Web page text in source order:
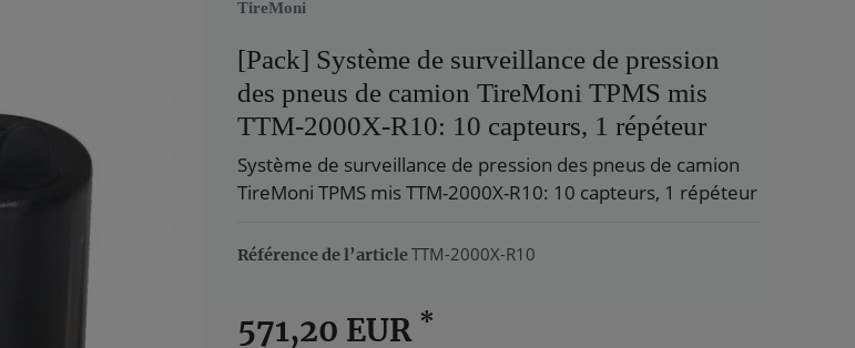
TireMoni
[Pack] Système de surveillance de pression
des pneus de camion TireMoni TPMS mis
TTM-2000X-R10: 10 capteurs, 1 répéteur
Système de surveillance de pression des pneus de camion
TireMoni TPMS mis TTM-2000X-R10: 10 capteurs, 1 répéteur
Référence de l’articleTTM-2000X-R10
571,20 EUR *